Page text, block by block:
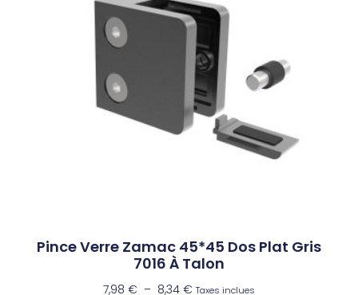
Pince Verre Zamac 45*45 Dos Plat Gris
7016 À Talon
7,98 € – 8,34 € Taxes inclues